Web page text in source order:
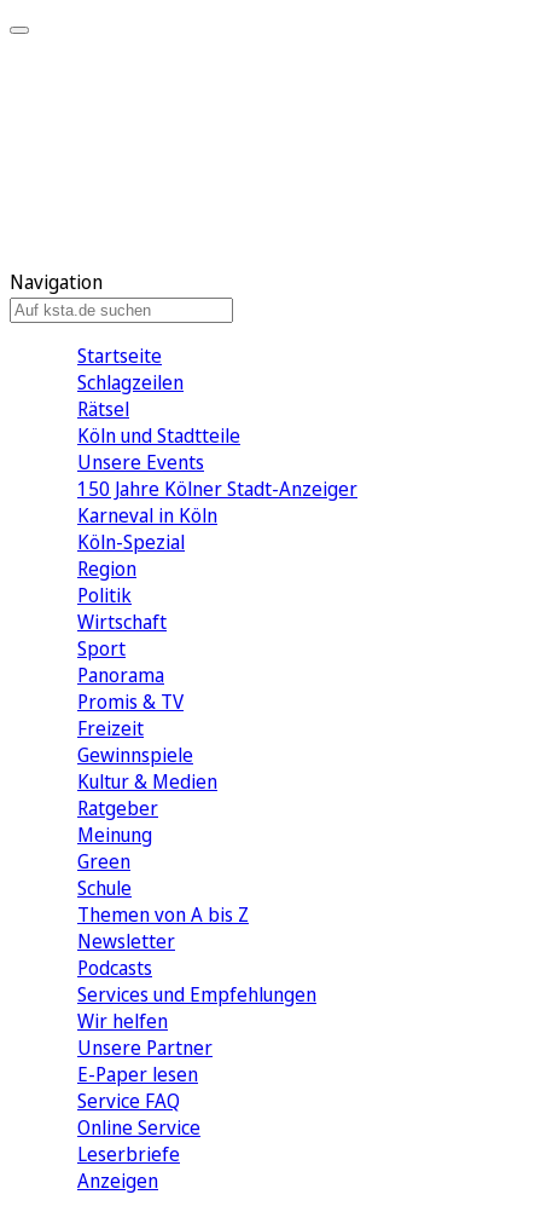
Navigation
Startseite
Schlagzeilen
Rätsel
Köln und Stadtteile
Unsere Events
150 Jahre Kölner Stadt-Anzeiger
Karneval in Köln
Köln-Spezial
Region
Politik
Wirtschaft
Sport
Panorama
Promis & TV
Freizeit
Gewinnspiele
Kultur & Medien
Ratgeber
Meinung
Green
Schule
Themen von A bis Z
Newsletter
Podcasts
Services und Empfehlungen
Wir helfen
Unsere Partner
E-Paper lesen
Service FAQ
Online Service
Leserbriefe
Anzeigen